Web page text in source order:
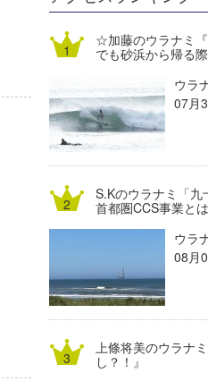
熊谷素子
植村未来
NOBUFUKU
大野”MAR”修聖
喜納海人
ECE
G◎Da
H
KID
KOBU
MIN
mitz
OYZ
☆加藤のウラナミ
でも砂浜から帰る
ウラ
07月
S.Kのウラナミ「九
首都圏CCS事業とは
ウラ
08月
上條将美のウラナ
し？！』